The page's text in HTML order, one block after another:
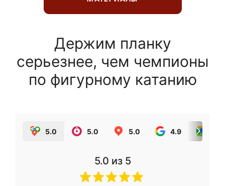
Держим планку
серьезнее, чем чемпионы
по фигурному катанию
5.0 5.0 5.0 4.9
5.0 из 5